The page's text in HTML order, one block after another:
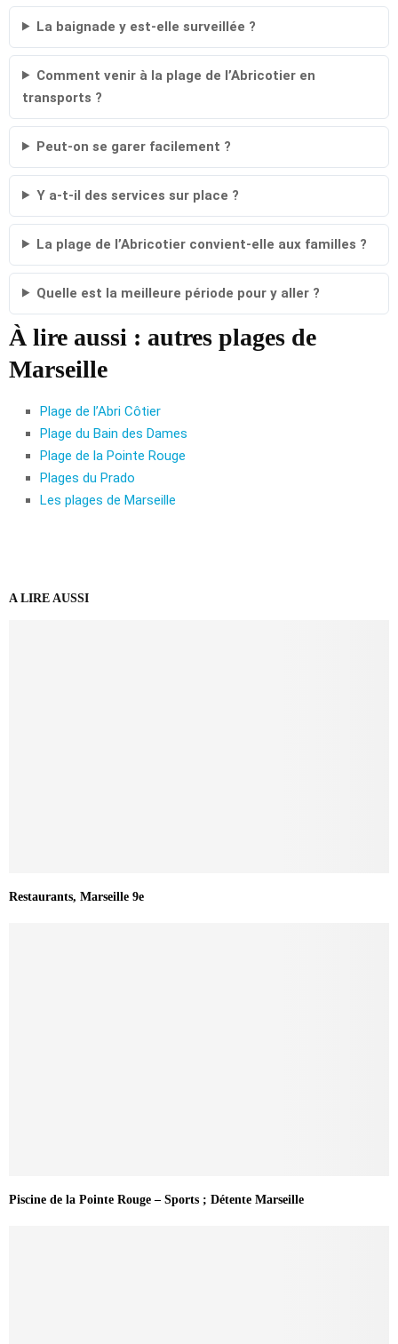
La baignade y est-elle surveillée ?
Comment venir à la plage de l’Abricotier en
transports ?
Peut-on se garer facilement ?
Y a-t-il des services sur place ?
La plage de l’Abricotier convient-elle aux familles ?
Quelle est la meilleure période pour y aller ?
À lire aussi : autres plages de
Marseille
Plage de l’Abri Côtier
Plage du Bain des Dames
Plage de la Pointe Rouge
Plages du Prado
Les plages de Marseille
A LIRE AUSSI
Restaurants, Marseille 9e
Piscine de la Pointe Rouge – Sports ; Détente Marseille